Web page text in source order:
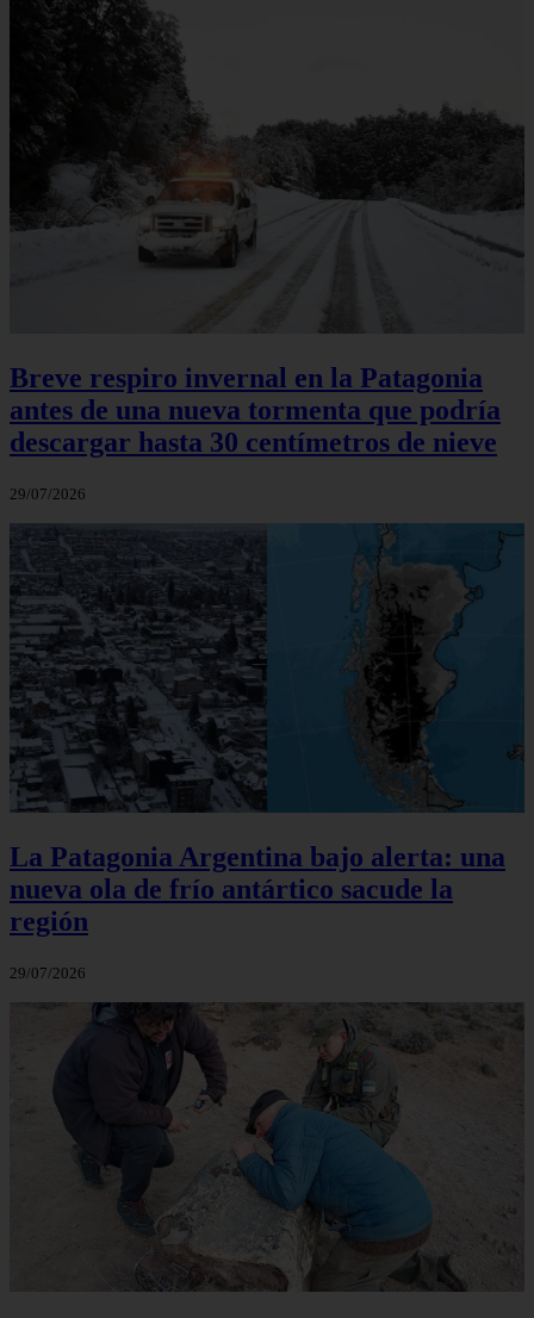
Breve respiro invernal en la Patagonia
antes de una nueva tormenta que podría
descargar hasta 30 centímetros de nieve
29/07/2026
La Patagonia Argentina bajo alerta: una
nueva ola de frío antártico sacude la
región
29/07/2026